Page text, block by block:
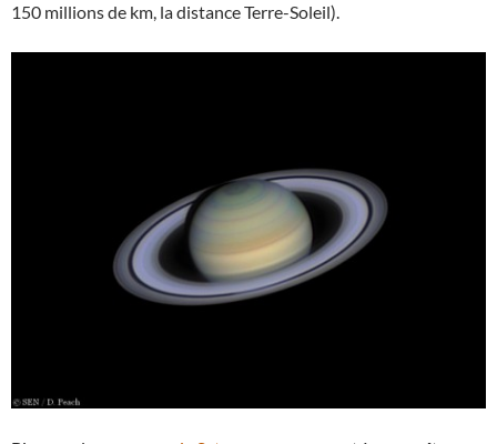
150 millions de km, la distance Terre-Soleil).